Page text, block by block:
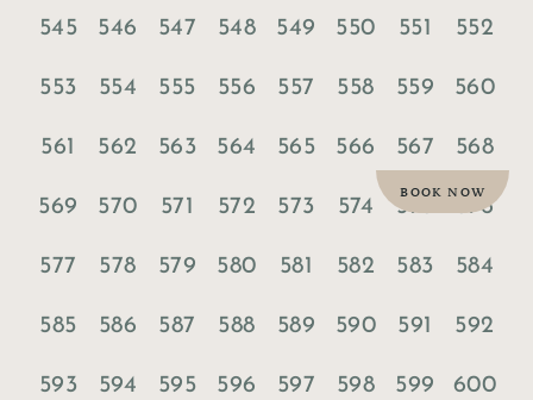
BOOK NOW
545 546 547 548 549 550 551 552
553 554 555 556 557 558 559 560
561 562 563 564 565 566 567 568
569 570 571 572 573 574 575 576
577 578 579 580 581 582 583 584
585 586 587 588 589 590 591 592
593 594 595 596 597 598 599 600